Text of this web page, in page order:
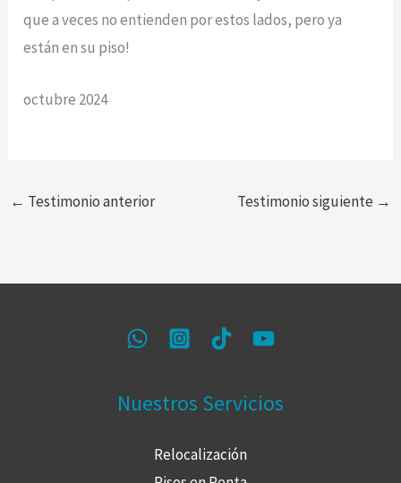
que a veces no entienden por estos lados, pero ya
están en su piso!
octubre 2024
← Testimonio anterior Testimonio siguiente →
Nuestros Servicios
Relocalización